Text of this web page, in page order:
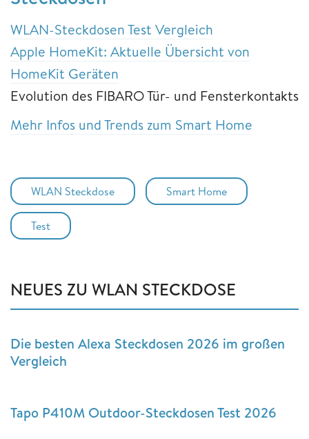
WLAN-Steckdosen Test Vergleich
Apple HomeKit: Aktuelle Übersicht von
HomeKit Geräten
Evolution des FIBARO Tür- und Fensterkontakts
Mehr Infos und Trends zum Smart Home
WLAN Steckdose Smart Home
Test
NEUES ZU WLAN STECKDOSE
Die besten Alexa Steckdosen 2026 im großen
Vergleich
Tapo P410M Outdoor-Steckdosen Test 2026